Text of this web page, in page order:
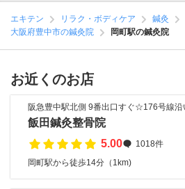
エキテン リラク・ボディケア 鍼灸
大阪府豊中市の鍼灸院
岡町駅の鍼灸院
お近くのお店
阪急豊中駅北側 9番出口すぐ☆176号線沿
飯田鍼灸整骨院
5.00
1018件
岡町駅から徒歩14分（1km)